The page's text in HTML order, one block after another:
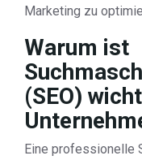
Marketing zu
Warum ist
(SEO)
Eine professionelle